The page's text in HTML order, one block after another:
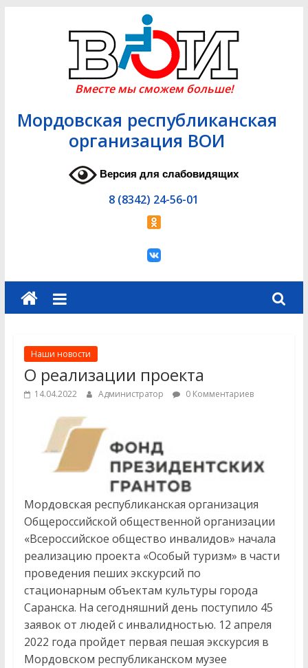
Вместе мы сможем больше!
Мордовская республиканская
организация ВОИ
Версия для слабовидящих
8 (8342) 24-56-01
Наши новости
О реализации проекта
14.04.2022 Администратор 0 Комментариев
Мордовская республиканская организация
Общероссийской общественной организации
«Всероссийское общество инвалидов» начала
реализацию проекта «Особый туризм» в части
проведения пеших экскурсий по
стационарным объектам культуры города
Саранска. На сегодняшний день поступило 45
заявок от людей с инвалидностью. 12 апреля
2022 года пройдет первая пешая экскурсия в
Мордовском республиканском музее